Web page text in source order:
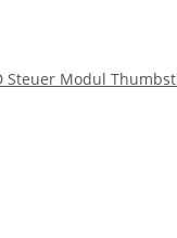
Steuer Modul